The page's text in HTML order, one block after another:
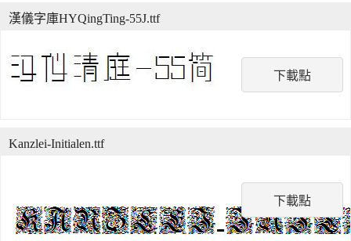
下載點
漢儀字庫HYQingTing-55J.ttf
下載點
Kanzlei-Initialen.ttf